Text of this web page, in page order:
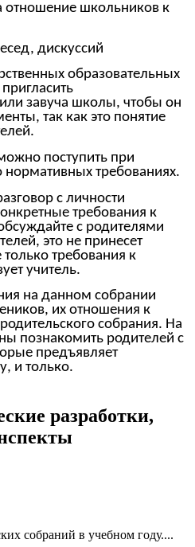
отношение школьников к
дискуссий
образовательных
завуча школы, чтобы он
так как это понятие
поступить при
нормативных требованиях.
с личности
требования к
с родителями
это не принесет
требования к
учитель.
на данном собрании
их отношения к
собрания. На
познакомить родителей с
предъявляет
и только.
разработки,
собраний в учебном году....